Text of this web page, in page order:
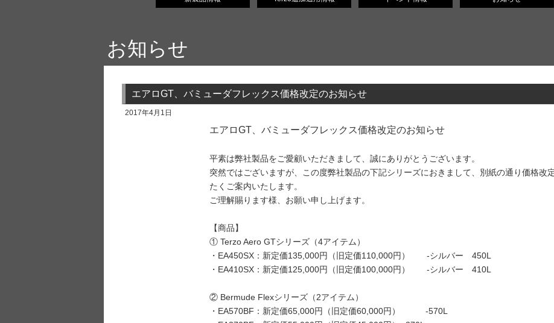
お知らせ
エアロGT、バミューダフレックス価格改定のお知らせ
2017年4月1日
エアロGT、バミューダフレックス価格改定のお知らせ
平素は弊社製品をご愛顧いただきまして、誠にありがとうございます。
突然ではございますが、この度弊社製品の下記シリーズにおきまして、別紙の通り価格改
たくご案内いたします。
ご理解賜ります様、お願い申し上げます。
【商品】
① Terzo Aero GTシリーズ（4アイテム）
・EA450SX：新定価135,000円（旧定価110,000円） -シルバー 450L
・EA410SX：新定価125,000円（旧定価100,000円） -シルバー 410L
② Bermude Flexシリーズ（2アイテム）
・EA570BF：新定価65,000円（旧定価60,000円） -570L